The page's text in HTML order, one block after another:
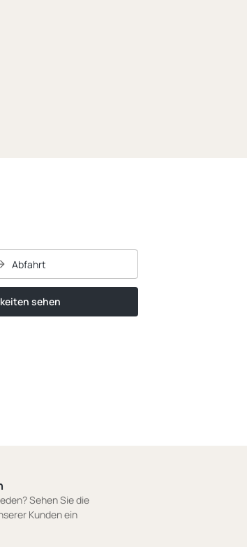
Abfahrt
sehen
Sehen Sie die
Kunden ein